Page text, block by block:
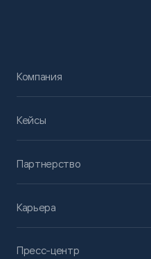
Компания
Кейсы
Партнерство
Карьера
Пресс-центр